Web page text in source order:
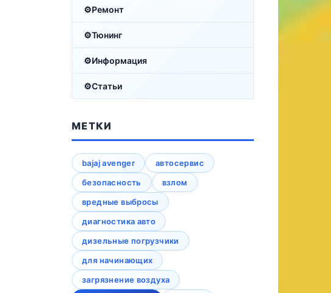
Ремонт
Тюнинг
Информация
Статьи
МЕТКИ
bajaj avenger
автосервис
безопасность
взлом
вредные выбросы
диагностика авто
дизельные погрузчики
для начинающих
загрязнение воздуха